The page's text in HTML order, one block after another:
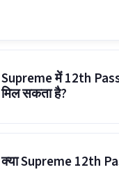
Supreme में 12th
मिल सकता है?
क्या Supreme 12th